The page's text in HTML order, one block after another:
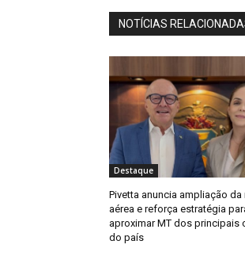
NOTÍCIAS
Destaque
Pivetta anuncia ampliação da
aérea e reforça estratégia
aproximar MT dos principais
do país